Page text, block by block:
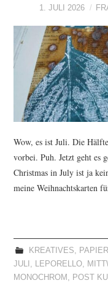
1. JULI 2026
Wow, es ist Juli. Die
vorbei. Puh. Jetzt geht es
Christmas in July ist ja
meine Weihnachtskarten
KREATIVES, PAPIER
JULI , LEPORELLO,
MONOCHROM , POST